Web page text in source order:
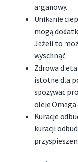
arganowy.
Unikanie
mogą
Jeżeli to
wyschnąć.
Zdrowa
istotne dla
spożywać
oleje
Kuracje
kuracji